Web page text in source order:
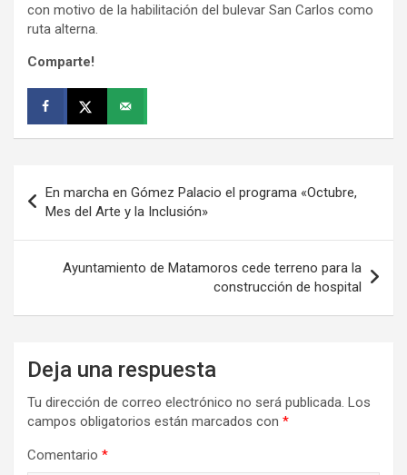
con motivo de la habilitación del bulevar San Carlos como
ruta alterna.
Comparte!
de
entradas
En marcha en Gómez Palacio el programa «Octubre,
Mes del Arte y la Inclusión»
Ayuntamiento de Matamoros cede terreno para la
construcción de hospital
Deja una respuesta
Tu dirección de correo electrónico no será publicada. Los
campos obligatorios están marcados con *
Comentario *